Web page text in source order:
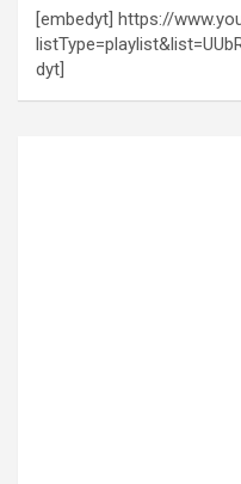
[embedyt] https://
dyt]